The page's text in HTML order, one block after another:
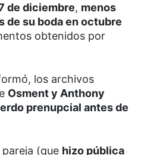
de diciembre, menos
de su boda en octubre
obtenidos por
los archivos
Osment y Anthony
prenupcial antes de
(que hizo pública